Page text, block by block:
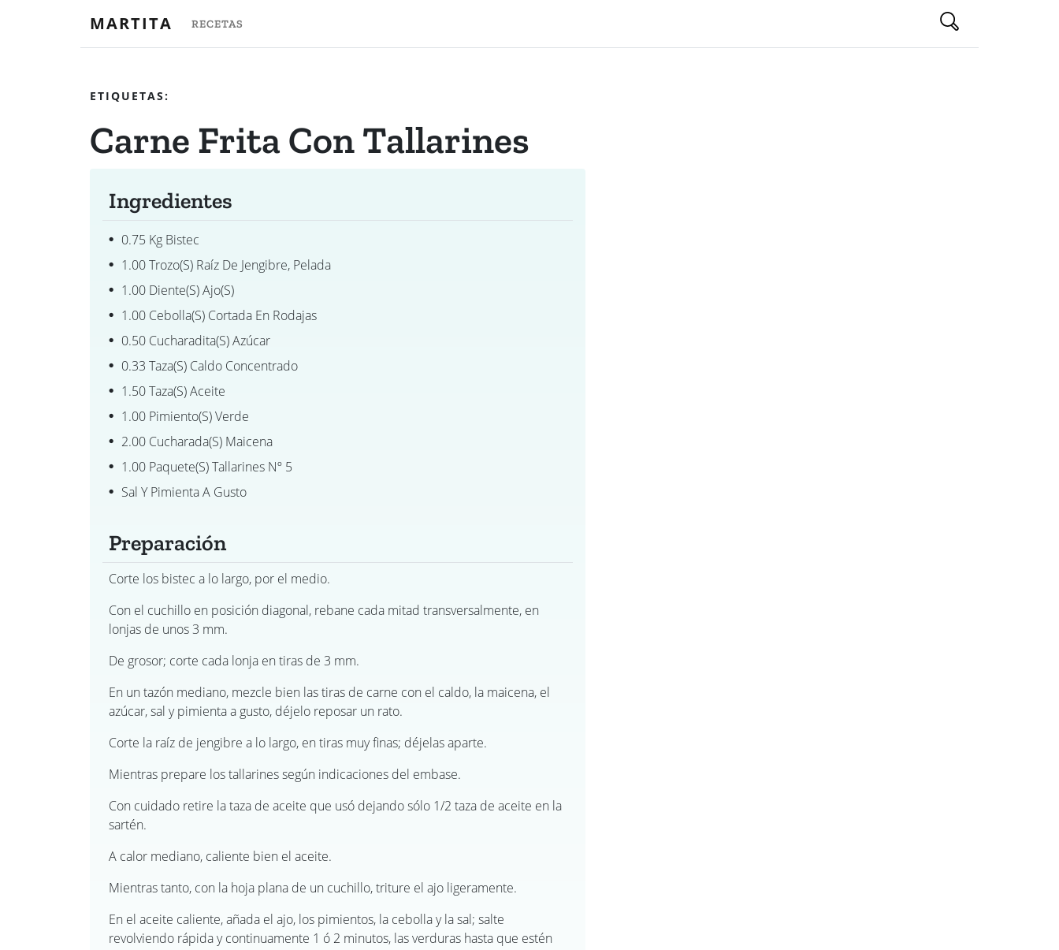
MARTITA RECETAS
ETIQUETAS:
Carne Frita Con Tallarines
Ingredientes
0.75 Kg Bistec
1.00 Trozo(s) Raíz De Jengibre, Pelada
1.00 Diente(s) Ajo(s)
1.00 Cebolla(s) Cortada En Rodajas
0.50 Cucharadita(s) Azúcar
0.33 Taza(s) Caldo Concentrado
1.50 Taza(s) Aceite
1.00 Pimiento(s) Verde
2.00 Cucharada(s) Maicena
1.00 Paquete(s) Tallarines Nº 5
Sal Y Pimienta A Gusto
Preparación
Corte los bistec a lo largo, por el medio.
Con el cuchillo en posición diagonal, rebane cada mitad transversalmente, en
lonjas de unos 3 mm.
De grosor; corte cada lonja en tiras de 3 mm.
En un tazón mediano, mezcle bien las tiras de carne con el caldo, la maicena, el
azúcar, sal y pimienta a gusto, déjelo reposar un rato.
Corte la raíz de jengibre a lo largo, en tiras muy finas; déjelas aparte.
Mientras prepare los tallarines según indicaciones del embase.
Con cuidado retire la taza de aceite que usó dejando sólo 1/2 taza de aceite en la
sartén.
A calor mediano, caliente bien el aceite.
Mientras tanto, con la hoja plana de un cuchillo, triture el ajo ligeramente.
En el aceite caliente, añada el ajo, los pimientos, la cebolla y la sal; salte
revolviendo rápida y continuamente 1 ó 2 minutos, las verduras hasta que estén